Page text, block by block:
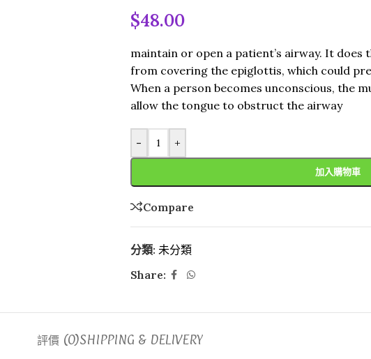
$48.00
maintain or open a patient’s airway. It does
from covering the epiglottis, which could
When a person becomes unconscious, the
allow the tongue to obstruct the airway
- +
加入購物車
Compare
分類: 未分類
Share:
評價 (0)SHIPPING & DELIVERY